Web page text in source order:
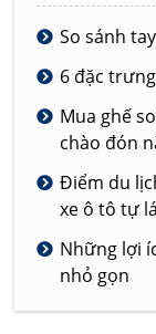
So sánh
6 đặc
Mua ghế
chào đón
Điểm du
xe ô tô tự
Những lợi
nhỏ gọn